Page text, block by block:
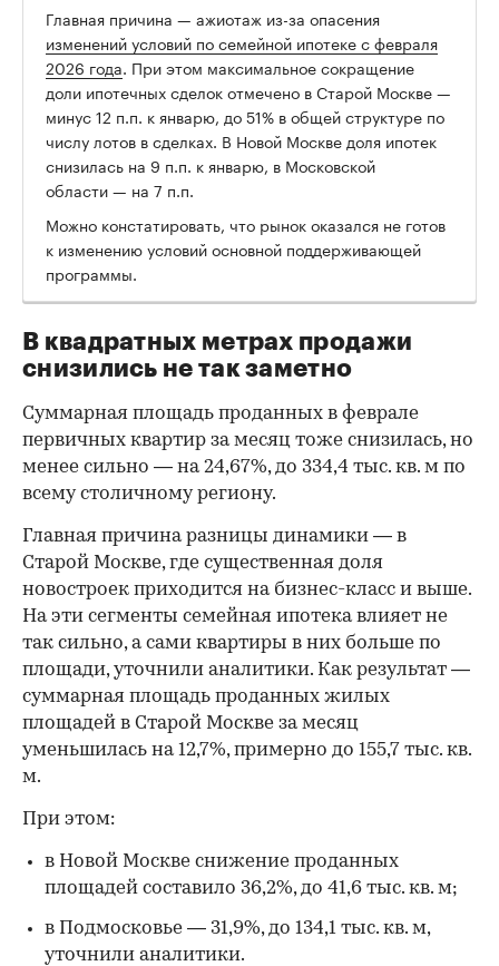
Главная причина — ажиотаж из-за опасения
изменений условий по семейной ипотеке c февраля
2026 года. При этом максимальное сокращение
доли ипотечных сделок отмечено в Старой Москве —
минус 12 п.п. к январю, до 51% в общей структуре по
числу лотов в сделках. В Новой Москве доля ипотек
снизилась на 9 п.п. к январю, в Московской
области — на 7 п.п.
Можно констатировать, что рынок оказался не готов
к изменению условий основной поддерживающей
программы.
В квадратных метрах продажи
снизились не так заметно
Суммарная площадь проданных в феврале
первичных квартир за месяц тоже снизилась, но
менее сильно — на 24,67%, до 334,4 тыс. кв. м по
всему столичному региону.
Главная причина разницы динамики — в
Старой Москве, где существенная доля
новостроек приходится на бизнес-класс и выше.
На эти сегменты семейная ипотека влияет не
так сильно, а сами квартиры в них больше по
площади, уточнили аналитики. Как результат —
суммарная площадь проданных жилых
площадей в Старой Москве за месяц
уменьшилась на 12,7%, примерно до 155,7 тыс. кв.
м.
При этом:
в Новой Москве снижение проданных
площадей составило 36,2%, до 41,6 тыс. кв. м;
в Подмосковье — 31,9%, до 134,1 тыс. кв. м,
уточнили аналитики.